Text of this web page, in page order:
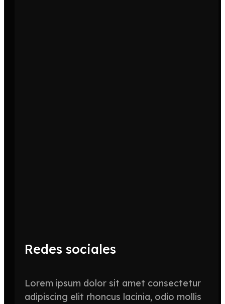
Redes sociales
Lorem ipsum dolor sit amet consectetur
adipiscing elit rhoncus lacinia, odio mollis